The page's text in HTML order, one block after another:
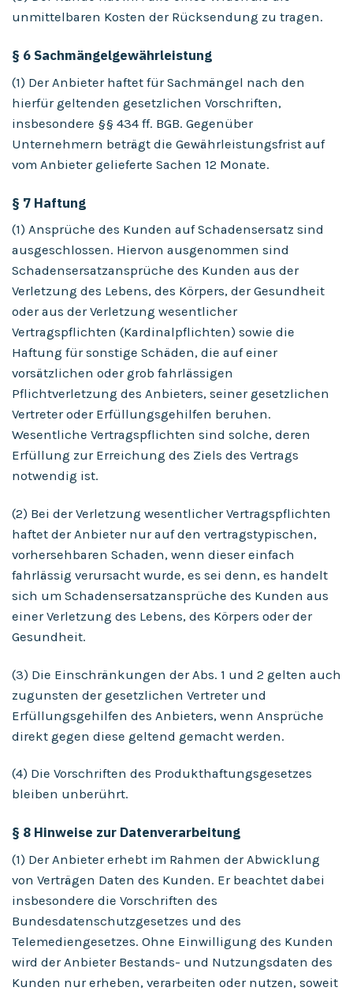
unmittelbaren Kosten der Rücksendung zu tragen.
§ 6 Sachmängelgewährleistung
(1) Der Anbieter haftet für Sachmängel nach den
hierfür geltenden gesetzlichen Vorschriften,
insbesondere §§ 434 ff. BGB. Gegenüber
Unternehmern beträgt die Gewährleistungsfrist auf
vom Anbieter gelieferte Sachen 12 Monate.
§ 7 Haftung
(1) Ansprüche des Kunden auf Schadensersatz sind
ausgeschlossen. Hiervon ausgenommen sind
Schadensersatzansprüche des Kunden aus der
Verletzung des Lebens, des Körpers, der Gesundheit
oder aus der Verletzung wesentlicher
Vertragspflichten (Kardinalpflichten) sowie die
Haftung für sonstige Schäden, die auf einer
vorsätzlichen oder grob fahrlässigen
Pflichtverletzung des Anbieters, seiner gesetzlichen
Vertreter oder Erfüllungsgehilfen beruhen.
Wesentliche Vertragspflichten sind solche, deren
Erfüllung zur Erreichung des Ziels des Vertrags
notwendig ist.
(2) Bei der Verletzung wesentlicher Vertragspflichten
haftet der Anbieter nur auf den vertragstypischen,
vorhersehbaren Schaden, wenn dieser einfach
fahrlässig verursacht wurde, es sei denn, es handelt
sich um Schadensersatzansprüche des Kunden aus
einer Verletzung des Lebens, des Körpers oder der
Gesundheit.
(3) Die Einschränkungen der Abs. 1 und 2 gelten auch
zugunsten der gesetzlichen Vertreter und
Erfüllungsgehilfen des Anbieters, wenn Ansprüche
direkt gegen diese geltend gemacht werden.
(4) Die Vorschriften des Produkthaftungsgesetzes
bleiben unberührt.
§ 8 Hinweise zur Datenverarbeitung
(1) Der Anbieter erhebt im Rahmen der Abwicklung
von Verträgen Daten des Kunden. Er beachtet dabei
insbesondere die Vorschriften des
Bundesdatenschutzgesetzes und des
Telemediengesetzes. Ohne Einwilligung des Kunden
wird der Anbieter Bestands- und Nutzungsdaten des
Kunden nur erheben, verarbeiten oder nutzen, soweit